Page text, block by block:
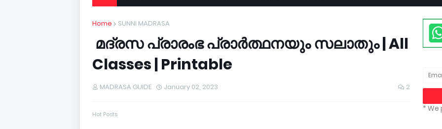
Home SUNNI MADRASA
മദ്രസ പ്രാരംഭ പ്രാർത്ഥനയും സലാതും | All
Classes | Printable
MADRASA GUIDE January 02, 2023 2
Hot Posts
*